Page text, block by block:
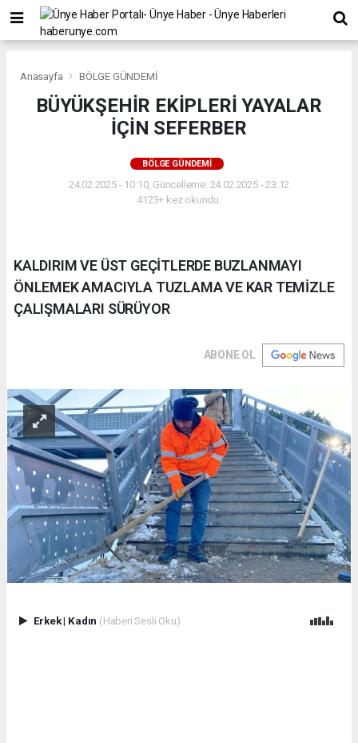
Anasayfa BÖLGE GÜNDEMİ
BÜYÜKŞEHİR EKİPLERİ YAYALAR
İÇİN SEFERBER
BÖLGE GÜNDEMİ
24.02.2025 - 10:10, Güncelleme: 24.02.2025 - 23:12
4123+ kez okundu.
KALDIRIM VE ÜST GEÇİTLERDE BUZLANMAYI
ÖNLEMEK AMACIYLA TUZLAMA VE KAR TEMİZLE
ÇALIŞMALARI SÜRÜYOR
ABONE OL
Erkek| Kadın (Haberi Sesli Oku)